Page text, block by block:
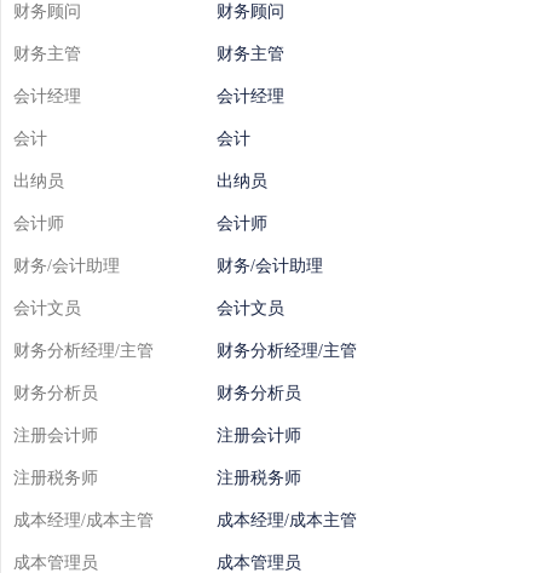
财务顾问 财务顾问
财务主管 财务主管
会计经理 会计经理
会计 会计
出纳员 出纳员
会计师 会计师
财务/会计助理 财务/会计助理
会计文员 会计文员
财务分析经理/主管 财务分析经理/主管
财务分析员 财务分析员
注册会计师 注册会计师
注册税务师 注册税务师
成本经理/成本主管 成本经理/成本主管
成本管理员 成本管理员